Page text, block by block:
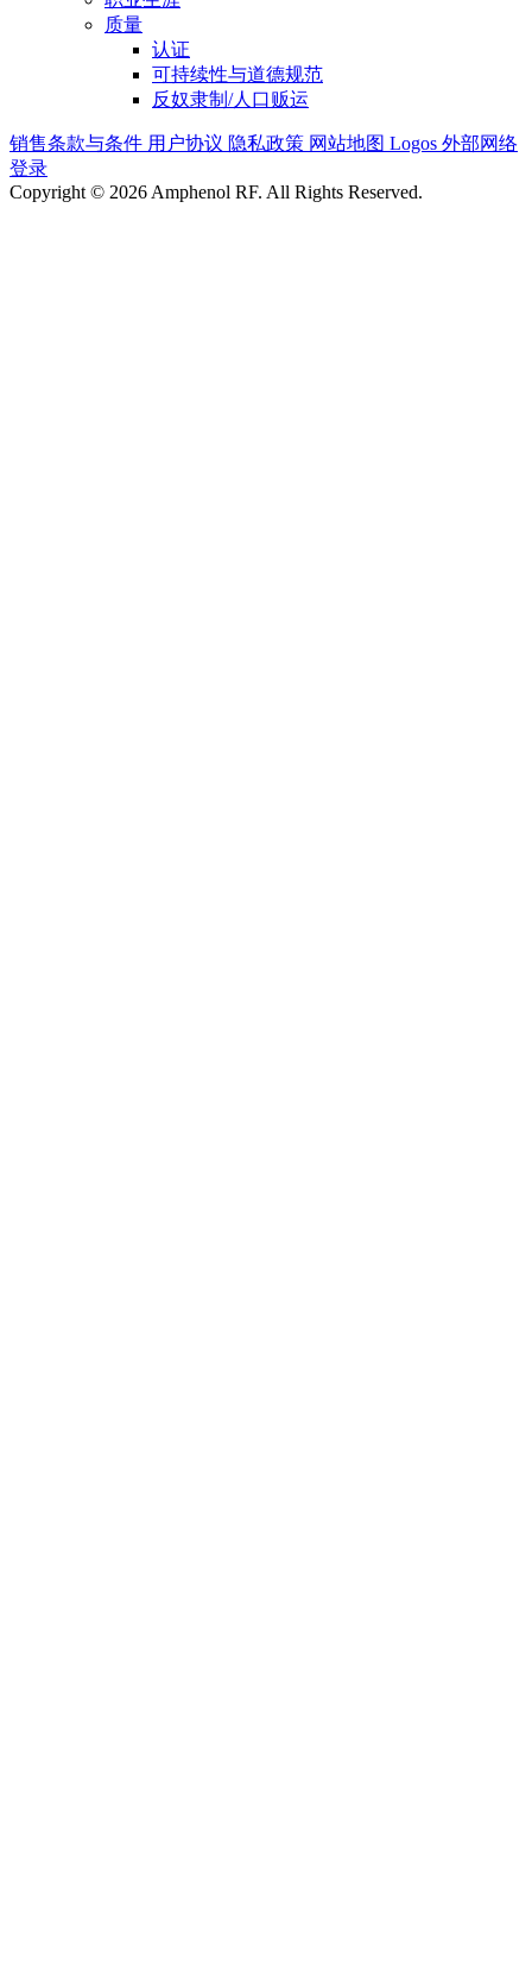
质量
认证
可持续性与道德规范
反奴隶制/人口贩运
销售条款与条件 用户协议 隐私政策 网站地图 Logos 外部网络
登录
Copyright © 2026 Amphenol RF. All Rights Reserved.